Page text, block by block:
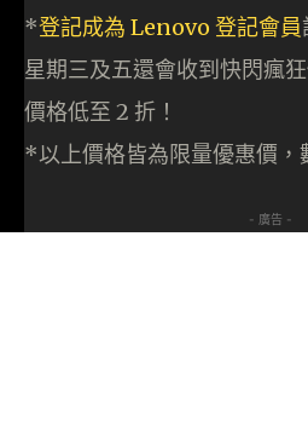
*登記成為 Lenovo 登記會員
星期三及五還會收到快閃瘋
價格低至 2 折！
*以上價格皆為限量優惠價，
- 廣告 -